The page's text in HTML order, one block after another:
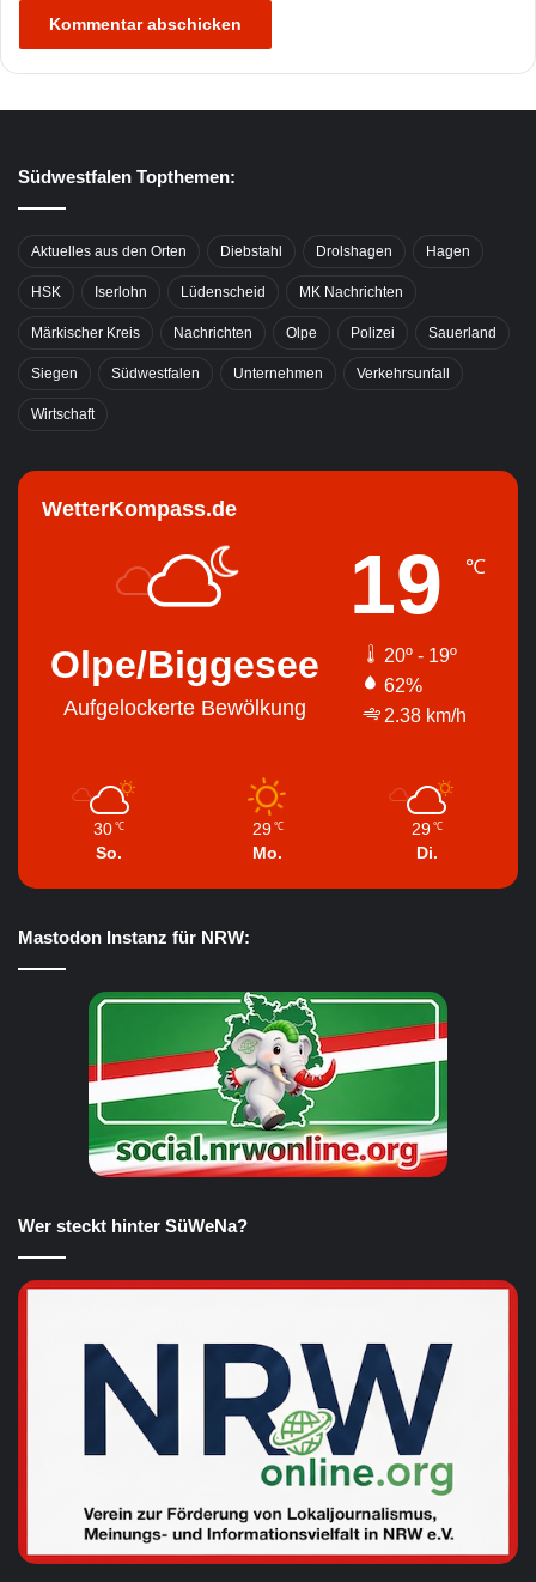
Südwestfalen Topthemen:
Aktuelles aus den Orten Diebstahl Drolshagen Hagen
HSK Iserlohn Lüdenscheid MK Nachrichten
Märkischer Kreis Nachrichten Olpe Polizei Sauerland
Siegen Südwestfalen Unternehmen Verkehrsunfall
Wirtschaft
WetterKompass.de
Olpe/Biggesee
Aufgelockerte Bewölkung
19 ℃
20º - 19º
62%
2.38 km/h
30 ℃
So.
29 ℃
Mo.
29 ℃
Di.
Mastodon Instanz für NRW:
Wer steckt hinter SüWeNa?